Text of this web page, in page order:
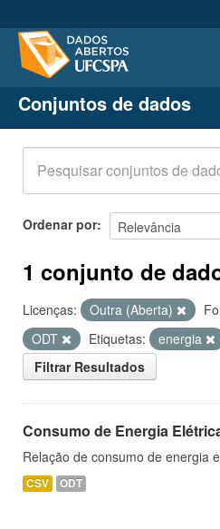
Conjuntos de dados
Organizações
Grupos
Sobre
Conjuntos de dados
Ordenar por
1 conjunto de
Licenças: Outra (Aberta)
ODT
Etiquetas: energia
Filtrar Resultados
Consumo de Energia
Relação de consumo de energia
CSV ODT